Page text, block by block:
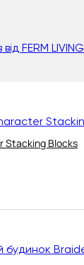
FERM LIVING
Stacking Blocks